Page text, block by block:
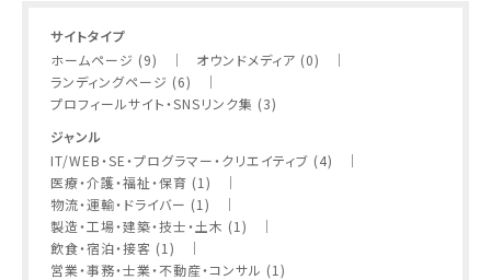
サイトタイプ
ホームページ (9)
オウンドメディア (0)
ランディングページ (6)
プロフィールサイト・SNSリンク集 (3)
ジャンル
IT/WEB・SE・プログラマー・クリエイティブ (4)
医療・介護・福祉・保育 (1)
物流・運輸・ドライバー (1)
製造・工場・建築・技士・土木 (1)
飲食・宿泊・接客 (1)
営業・事務・士業・不動産・コンサル (1)